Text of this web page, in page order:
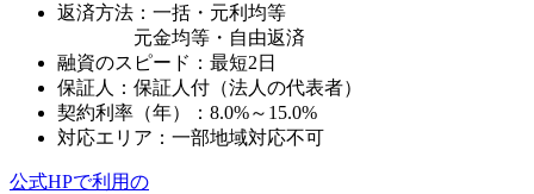
返済方法： 一括・元利均等
元金均等・自由返済
融資のスピード：最短2日
保証人：保証人付（法人の代表者）
契約利率（年）：8.0%～15.0%
対応エリア：一部地域対応不可
公式HPで利用の